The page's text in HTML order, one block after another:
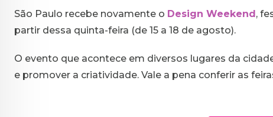
São Paulo recebe novamente o Design Weekend ,
partir dessa quinta-feira (de 15 a 18 de agosto).
O evento que acontece em diversos lugares da
e promover a criatividade. Vale a pena conferir as